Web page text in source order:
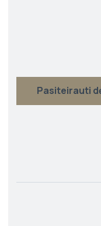
Pasiteirauti